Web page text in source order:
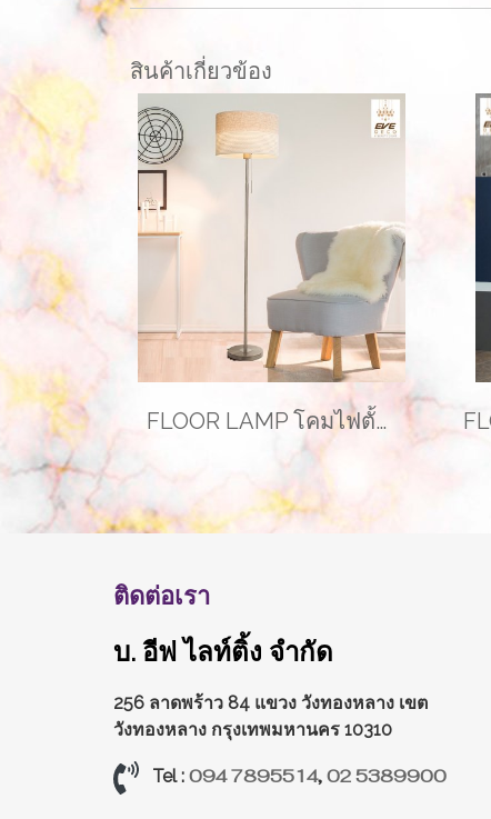
สินค้าเกี่ยวข้อง
FLOOR LAMP โคมไฟตั้งพื้น รุ่น EVE-00241
ติดต่อเรา
บ. อีฟ ไลท์ติ้ง จำกัด
256 ลาดพร้าว 84 แขวง วังทองหลาง เขต
วังทองหลาง กรุงเทพมหานคร 10310
Tel : 094 7895514,02 5389900